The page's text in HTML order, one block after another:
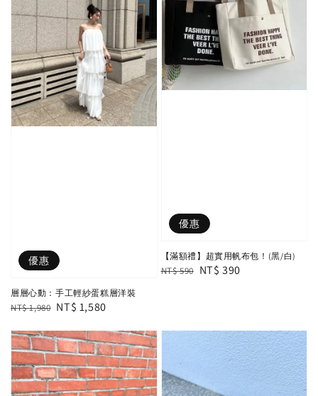
優惠
層層心動：手工輕紗蛋糕層洋裝
Regular
NT$ 1,980 Sale
NT$ 1,580
優惠
【滿額禮】超實用帆布包！(黑/白)
Regular
NT$ 590 Sale
NT$ 390